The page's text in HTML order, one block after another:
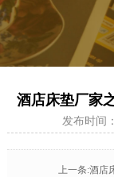
酒店床垫厂家
发布时间
上一条:酒店